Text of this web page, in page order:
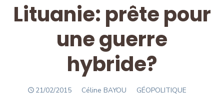
Lituanie: prête pour
une guerre
hybride?
POSTED
21/02/2015 Author
Céline BAYOU GÉOPOLITIQUE